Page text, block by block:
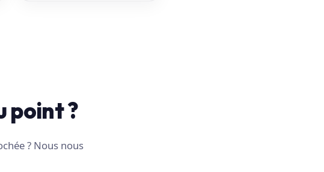
point ?
? Nous nous